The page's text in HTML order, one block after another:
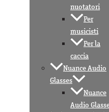
nuotatori
Per
musicisti
Per la
caccia
Nuance Audio
Glasses
Nuance
Audio